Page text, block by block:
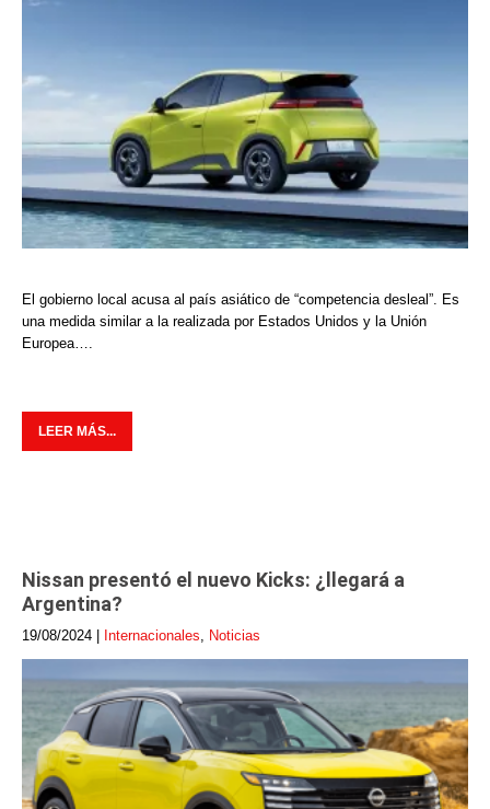
El gobierno local acusa al país asiático de “competencia desleal”. Es
una medida similar a la realizada por Estados Unidos y la Unión
Europea….
LEER MÁS...
Nissan presentó el nuevo Kicks: ¿llegará a
Argentina?
19/08/2024 Internacionales, Noticias